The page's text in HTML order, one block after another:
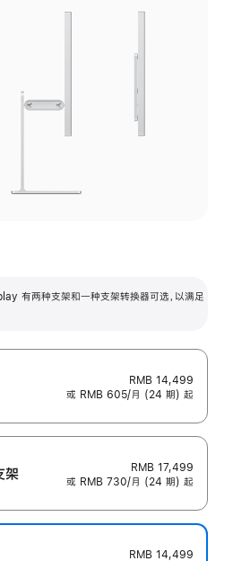
有两种支架和一种支架转换器可选，以满足
RMB 14,499
或 RMB 605/月 (24 期) 起
架
RMB 17,499
或 RMB 730/月 (24 期) 起
RMB 14,499